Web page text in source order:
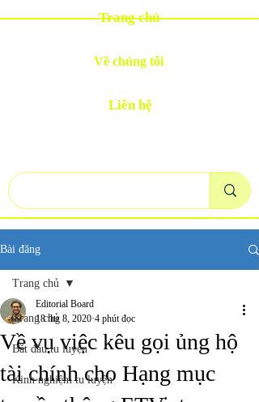
Trang chủ
Về chúng tôi
Liên hệ
Bài đăng
Trang chủ
Bắt đầu tu luyện
Kinh nghiệm tu luyện
Trang chủ
Về vụ việc kêu gọi ủng hộ
tài chính cho Hạng mục
Editorial Board
18 thg 8, 2020 4 phút đọc